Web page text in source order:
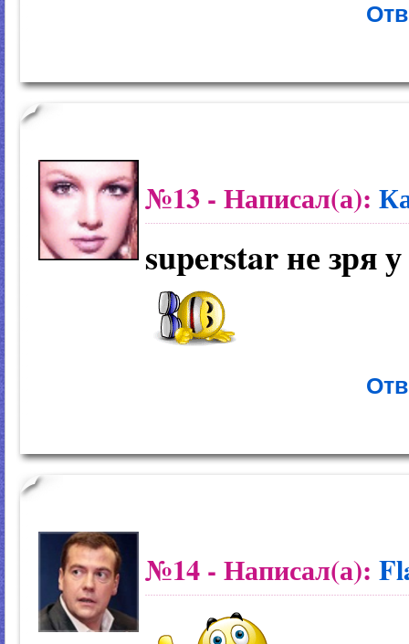
№13 - Написал(а):
superstar не зря
№14 - Написал(а):